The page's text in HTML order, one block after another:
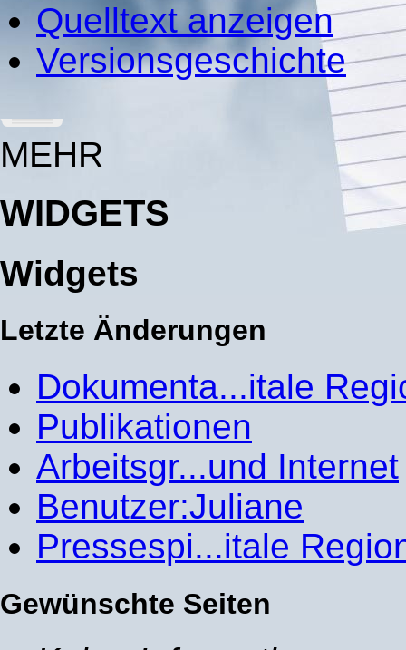
Quelltext anzeigen
Versionsgeschichte
MEHR
WIDGETS
Widgets
Letzte Änderungen
Dokumenta...itale
Publikationen
Arbeitsgr...und Internet
Benutzer:Juliane
Pressespi...itale
Gewünschte Seiten